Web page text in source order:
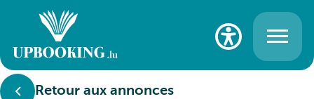
Retour aux annonces